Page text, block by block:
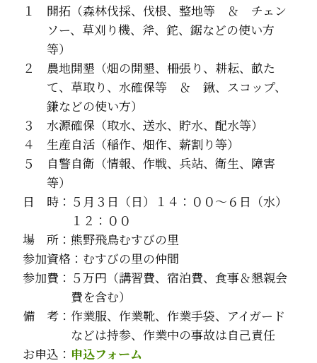
１ 開拓（森林伐採、伐根、整地等 ＆ チェン
ソー、草刈り機、斧、鉈、鋸などの使い方
等）
２ 農地開墾（畑の開墾、柵張り、耕耘、畝た
て、草取り、水確保等 ＆ 鍬、スコップ、
鎌などの使い方）
３ 水源確保（取水、送水、貯水、配水等）
４ 生産自活（稲作、畑作、薪割り等）
５ 自警自衛（情報、作戦、兵站、衛生、障害
等）
日 時：５月３日（日）１４：００～６日（水）
１２：００
場 所：熊野飛鳥むすびの里
参加資格：むすびの里の仲間
参加費：５万円（講習費、宿泊費、食事＆懇親会
費を含む）
備 考：作業服、作業靴、作業手袋、アイガード
などは持参、作業中の事故は自己責任
お申込： 申込フォーム